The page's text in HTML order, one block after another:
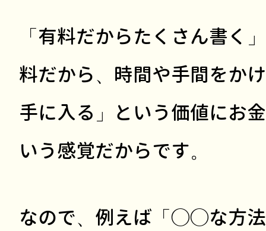
「有料だからたくさん書く
料だから、時間や手間をか
手に入る」という価値にお
いう感覚だからです。
なので、例えば「◯◯な方